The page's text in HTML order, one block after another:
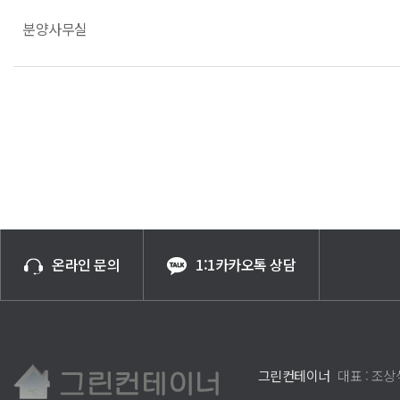
분양사무실
온라인 문의 1:1카카오톡 상담
그린컨테이너 대표 : 조